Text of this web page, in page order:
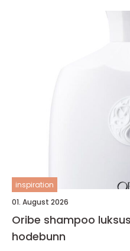
inspiration
01. August 2026
Oribe shampoo luksuspleie for hår og
hodebunn